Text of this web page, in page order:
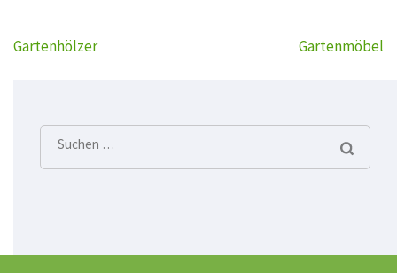
Beitragsnavigation
Gartenhölzer Gartenmöbel
Suchen
nach: